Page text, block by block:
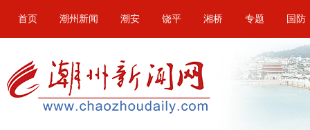
首页 潮州新闻 潮安 饶平 湘桥 专题 国防